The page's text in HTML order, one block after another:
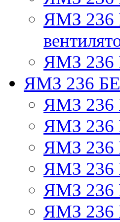
ЯМЗ 236
ЯМЗ 236
ЯМЗ 236
ЯМЗ 236
ЯМЗ 236
ЯМЗ 236
ЯМЗ 236
ЯМЗ 236
ЯМЗ 236